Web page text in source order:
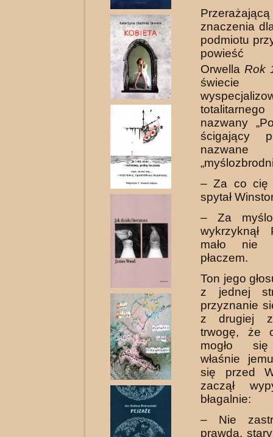
znaczenia
podmiotu
powieść
Orwella Rok
świecie
nazwany
ścigający
nazwane
– Za co cię
spytał
– Za
wykrzyknął
mało nie
płaczem.
Ton jego
z jednej
przyznanie
z drugiej
trwogę, że
mogło
właśnie
się przed
zaczął
błagalnie:
– Nie
prawda,